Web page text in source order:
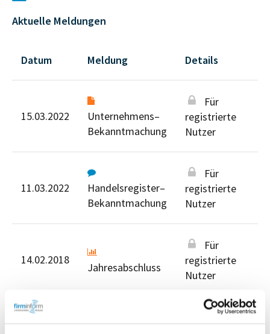
Aktuelle Meldungen
Datum Meldung Details
15.03.2022
Unternehmens–
Bekanntmachung
Für
registrierte
Nutzer
11.03.2022
Handelsregister–
Bekanntmachung
Für
registrierte
Nutzer
14.02.2018
Jahresabschluss
Für
registrierte
Nutzer